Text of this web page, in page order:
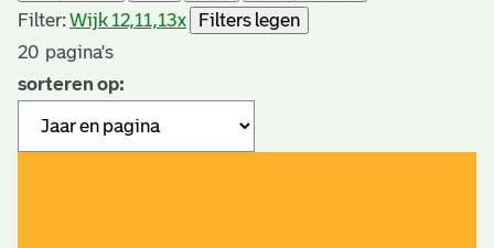
Filter: Wijk 12,11,13x
Filters legen
20 pagina's
sorteren op: